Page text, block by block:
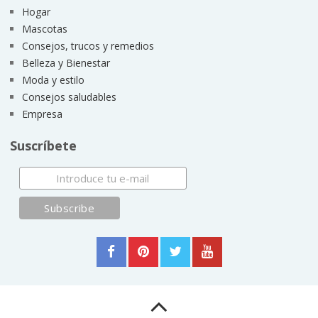
Hogar
Mascotas
Consejos, trucos y remedios
Belleza y Bienestar
Moda y estilo
Consejos saludables
Empresa
Suscríbete